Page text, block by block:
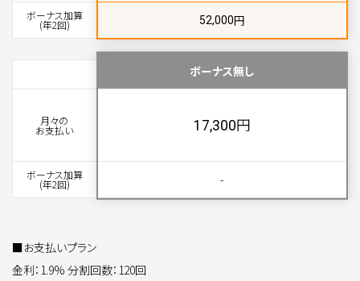
ボーナス加算
(年2回) 52,000円
月々の
お支払い
ボーナス加算
(年2回)
ボーナス無し
17,300円
-
■お支払いプラン
金利：1.9% 分割回数：120回